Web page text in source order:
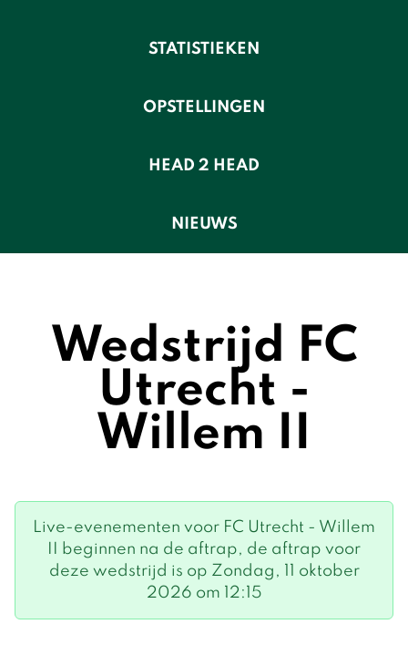
STATISTIEKEN
OPSTELLINGEN
HEAD 2 HEAD
NIEUWS
Wedstrijd FC
Utrecht -
Willem II
Live-evenementen voor FC Utrecht - Willem
II beginnen na de aftrap, de aftrap voor
deze wedstrijd is op Zondag, 11 oktober
2026 om 12:15